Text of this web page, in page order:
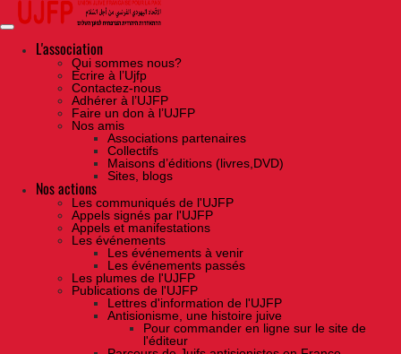
Skip
the
contentL'association
Qui sommes nous?
Ecrire à l’Ujfp
Contactez-nous
Adhérer à l’UJFP
Faire un don à l’UJFP
Nos amis
Associations partenaires
Collectifs
Maisons d’éditions (livres,DVD)
Sites, blogs
Nos actions
Les communiqués de l'UJFP
Appels signés par l'UJFP
Appels et manifestations
Les événements
Les événements à venir
Les événements passés
Les plumes de l'UJFP
Publications de l'UJFP
Lettres d'information de l'UJFP
Antisionisme, une histoire juive
Pour commander en ligne sur le site de
l'éditeur